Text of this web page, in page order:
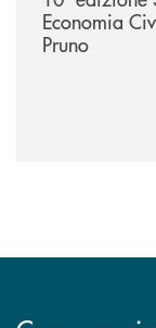
Economia
Pruno